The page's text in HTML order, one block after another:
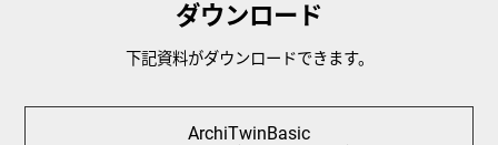
ダウンロード
下記資料がダウンロードできます。
ArchiTwinBasic